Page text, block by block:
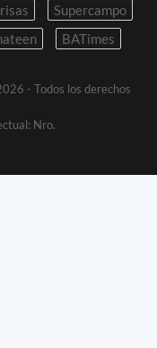
Supercampo
BATimes
- Todos los derechos
Nro.